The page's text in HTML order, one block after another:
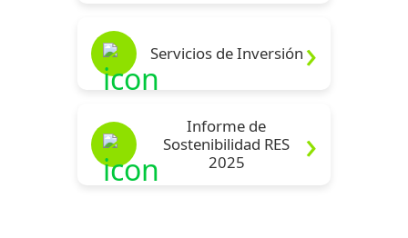
Servicios de Inversión
Informe de
Sostenibilidad RES
2025